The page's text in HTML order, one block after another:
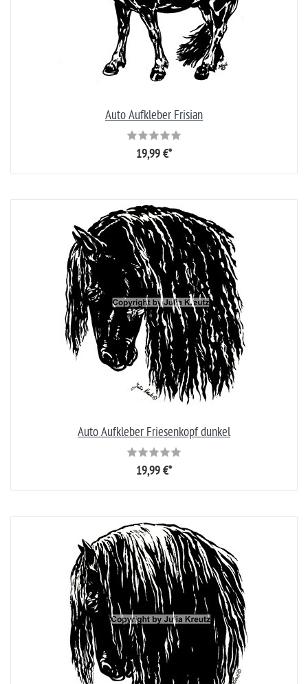
Auto Aufkleber Frisian
19,99 €*
Auto Aufkleber Friesenkopf dunkel
19,99 €*